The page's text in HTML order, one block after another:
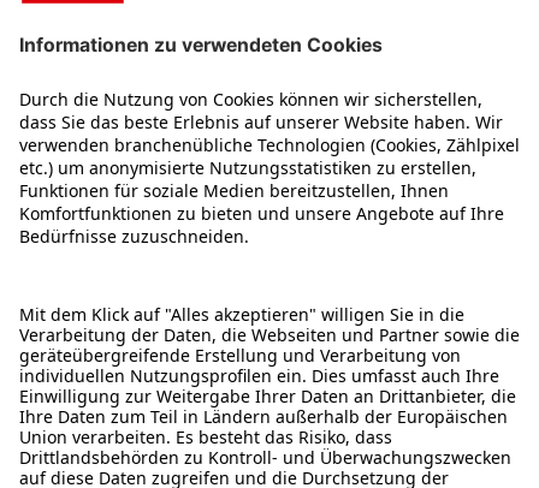
Kontakt
Karriere
Impressum
2 Jahre Garantie
Was ist B-Ware
Reservierung & Abholung
Zahlungsarten
1) Ehemalige Unverbindliche Preisempfehlung. 2) Als B- oder C-Ware werden
Verkaufsartikel bezeichnet, die nicht mehr original verpackt sind. Hierunter fallen